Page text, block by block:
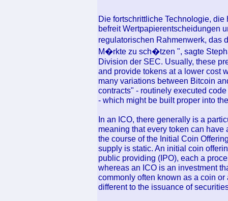
Die fortschrittliche Technologie,
befreit Wertpapierentscheidungen
regulatorischen Rahmenwerk, das
M�rkte zu sch�tzen ", sagte
Division der SEC. Usually, these
and provide tokens at a lower cost
many variations between Bitcoin
contracts" - routinely executed
- which might be built proper into
In an ICO, there generally is a
meaning that every token can
the course of the Initial Coin
supply is static. An initial coin
public providing (IPO), each a
whereas an ICO is an investment
commonly often known as a coin
different to the issuance of